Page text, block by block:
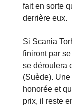
fait en sorte
derrière eux.
Si Scania
finiront par
se déroulera
(Suède). Une
honorée et
prix, il reste